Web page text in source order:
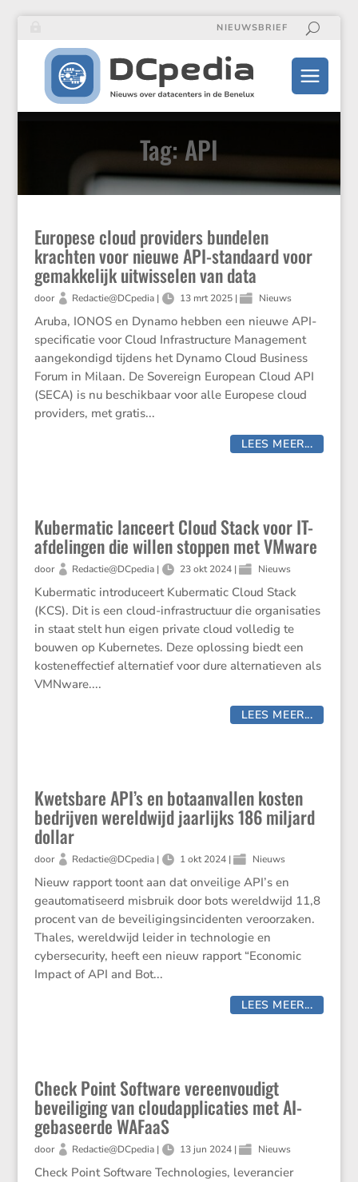
NIEUWSBRIEF
Tag: API
Europese cloud providers bundelen
krachten voor nieuwe API-standaard voor
gemakkelijk uitwisselen van data
door Redactie@DCpedia| 13 mrt 2025 | Nieuws
Aruba, IONOS en Dynamo hebben een nieuwe API-
specificatie voor Cloud Infrastructure Management
aangekondigd tijdens het Dynamo Cloud Business
Forum in Milaan. De Sovereign European Cloud API
(SECA) is nu beschikbaar voor alle Europese cloud
providers, met gratis...
LEES MEER...
Kubermatic lanceert Cloud Stack voor IT-
afdelingen die willen stoppen met VMware
door Redactie@DCpedia| 23 okt 2024 | Nieuws
Kubermatic introduceert Kubermatic Cloud Stack
(KCS). Dit is een cloud-infrastructuur die organisaties
in staat stelt hun eigen private cloud volledig te
bouwen op Kubernetes. Deze oplossing biedt een
kosteneffectief alternatief voor dure alternatieven als
VMNware....
LEES MEER...
Kwetsbare API’s en botaanvallen kosten
bedrijven wereldwijd jaarlijks 186 miljard
dollar
door Redactie@DCpedia| 1 okt 2024 | Nieuws
Nieuw rapport toont aan dat onveilige API’s en
geautomatiseerd misbruik door bots wereldwijd 11,8
procent van de beveiligingsincidenten veroorzaken.
Thales, wereldwijd leider in technologie en
cybersecurity, heeft een nieuw rapport “Economic
Impact of API and Bot...
LEES MEER...
Check Point Software vereenvoudigt
beveiliging van cloudapplicaties met AI-
gebaseerde WAFaaS
door Redactie@DCpedia| 13 jun 2024 | Nieuws
Check Point Software Technologies, leverancier